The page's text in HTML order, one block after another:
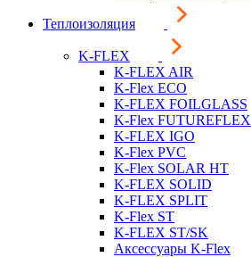
Теплоизоляция
K-FLEX
K-FLEX AIR
K-Flex ECO
K-FLEX FOILGLASS
K-Flex FUTUREFLEX
K-FLEX IGO
K-Flex PVC
K-Flex SOLAR HT
K-FLEX SOLID
K-FLEX SPLIT
K-Flex ST
K-FLEX ST/SK
Аксессуары K-Flex